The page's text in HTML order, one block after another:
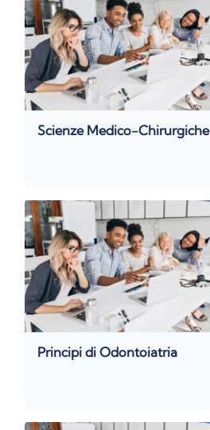
Scienze Medico-Chirurgiche
Principi di Odontoiatria